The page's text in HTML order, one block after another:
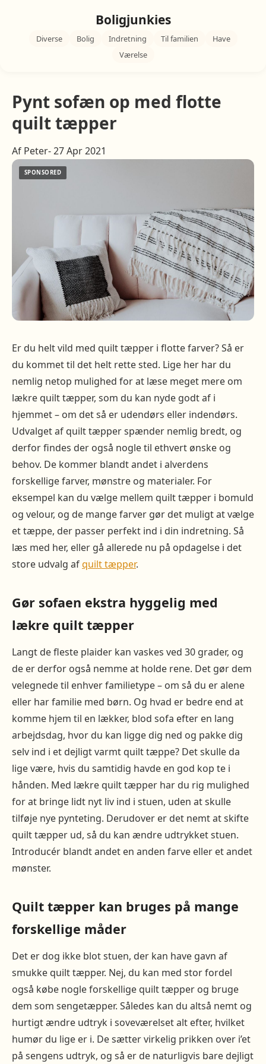
Boligjunkies
Diverse Bolig Indretning Til familien
Have
Værelse
Pynt sofæn op med flotte
quilt tæpper
Af Peter- 27 Apr 2021
Er du helt vild med quilt tæpper i flotte farver? Så er
du kommet til det helt rette sted. Lige her har du
nemlig netop mulighed for at læse meget mere om
lækre quilt tæpper, som du kan nyde godt af i
hjemmet – om det så er udendørs eller indendørs.
Udvalget af quilt tæpper spænder nemlig bredt, og
derfor findes der også nogle til ethvert ønske og
behov. De kommer blandt andet i alverdens
forskellige farver, mønstre og materialer. For
eksempel kan du vælge mellem quilt tæpper i bomuld
og velour, og de mange farver gør det muligt at vælge
et tæppe, der passer perfekt ind i din indretning. Så
læs med her, eller gå allerede nu på opdagelse i det
store udvalg afquilt tæpper.
Gør sofaen ekstra hyggelig med
lækre quilt tæpper
Langt de fleste plaider kan vaskes ved 30 grader, og
de er derfor også nemme at holde rene. Det gør dem
velegnede til enhver familietype – om så du er alene
eller har familie med børn. Og hvad er bedre end at
komme hjem til en lækker, blod sofa efter en lang
arbejdsdag, hvor du kan ligge dig ned og pakke dig
selv ind i et dejligt varmt quilt tæppe? Det skulle da
lige være, hvis du samtidig havde en god kop te i
hånden. Med lækre quilt tæpper har du rig mulighed
for at bringe lidt nyt liv ind i stuen, uden at skulle
tilføje nye pynteting. Derudover er det nemt at skifte
quilt tæpper ud, så du kan ændre udtrykket stuen.
Introducér blandt andet en anden farve eller et andet
mønster.
Quilt tæpper kan bruges på mange
forskellige måder
Det er dog ikke blot stuen, der kan have gavn af
smukke quilt tæpper. Nej, du kan med stor fordel
også købe nogle forskellige quilt tæpper og bruge
dem som sengetæpper. Således kan du altså nemt og
hurtigt ændre udtryk i soveværelset alt efter, hvilket
humør du lige er i. De sætter virkelig prikken over i’et
på sengens udtryk, og så er de naturligvis bare dejligt